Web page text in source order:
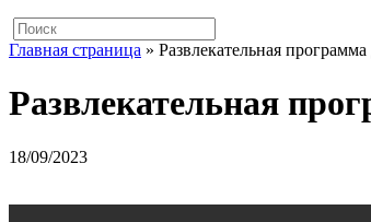
Главная страница » Развлекательная
Развлекательная
18/09/2023